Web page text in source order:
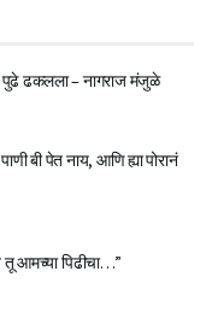
पुढे ढकलला – नागराज मंजुळे
बी पेत नाय, आणि ह्या पोरानं
तू आमच्या पिढीचा…”